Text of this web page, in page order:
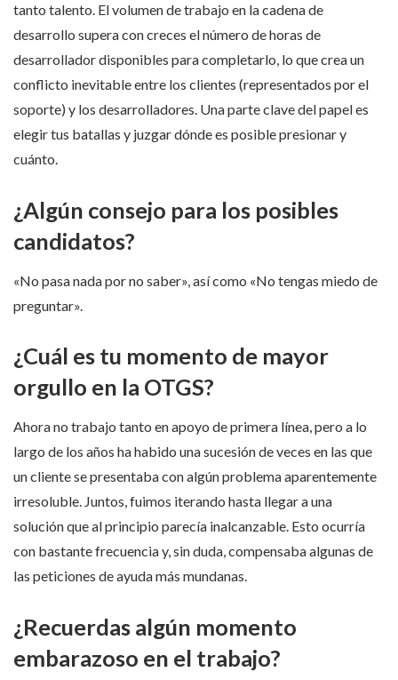
tanto talento. El volumen de trabajo en la cadena de
desarrollo supera con creces el número de horas de
desarrollador disponibles para completarlo, lo que crea un
conflicto inevitable entre los clientes (representados por el
soporte) y los desarrolladores. Una parte clave del papel es
elegir tus batallas y juzgar dónde es posible presionar y
cuánto.
¿Algún consejo para los posibles
candidatos?
«No pasa nada por no saber», así como «No tengas miedo de
preguntar».
¿Cuál es tu momento de mayor
orgullo en la OTGS?
Ahora no trabajo tanto en apoyo de primera línea, pero a lo
largo de los años ha habido una sucesión de veces en las que
un cliente se presentaba con algún problema aparentemente
irresoluble. Juntos, fuimos iterando hasta llegar a una
solución que al principio parecía inalcanzable. Esto ocurría
con bastante frecuencia y, sin duda, compensaba algunas de
las peticiones de ayuda más mundanas.
¿Recuerdas algún momento
embarazoso en el trabajo?